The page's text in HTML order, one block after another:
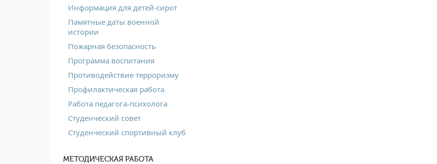
Информация для детей-сирот
Памятные даты военной
истории
Пожарная безопасность
Программа воспитания
Противодействие терроризму
Профилактическая работа
Работа педагога-психолога
Студенческий совет
Студенческий спортивный клуб
МЕТОДИЧЕСКАЯ РАБОТА